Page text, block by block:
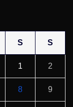
S S
1 2
8 9